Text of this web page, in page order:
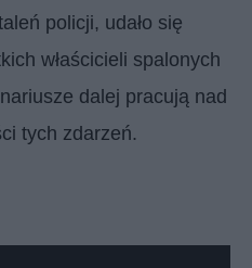
policji, udało się
właścicieli spalonych
dalej pracują nad
tych zdarzeń.